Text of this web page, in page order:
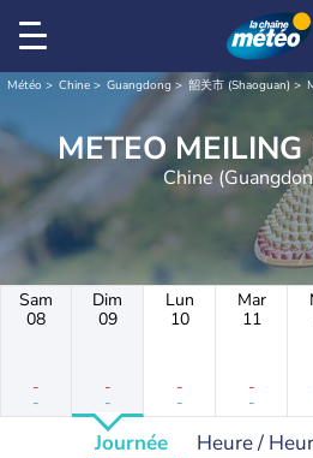
Météo Chine Guangdong 韶关市 (Shaoguan)
METEO
Chine
Sam
08
-
-
Dim
09
-
-
Lun
10
-
-
Mar
11
-
-
Journée Heure /